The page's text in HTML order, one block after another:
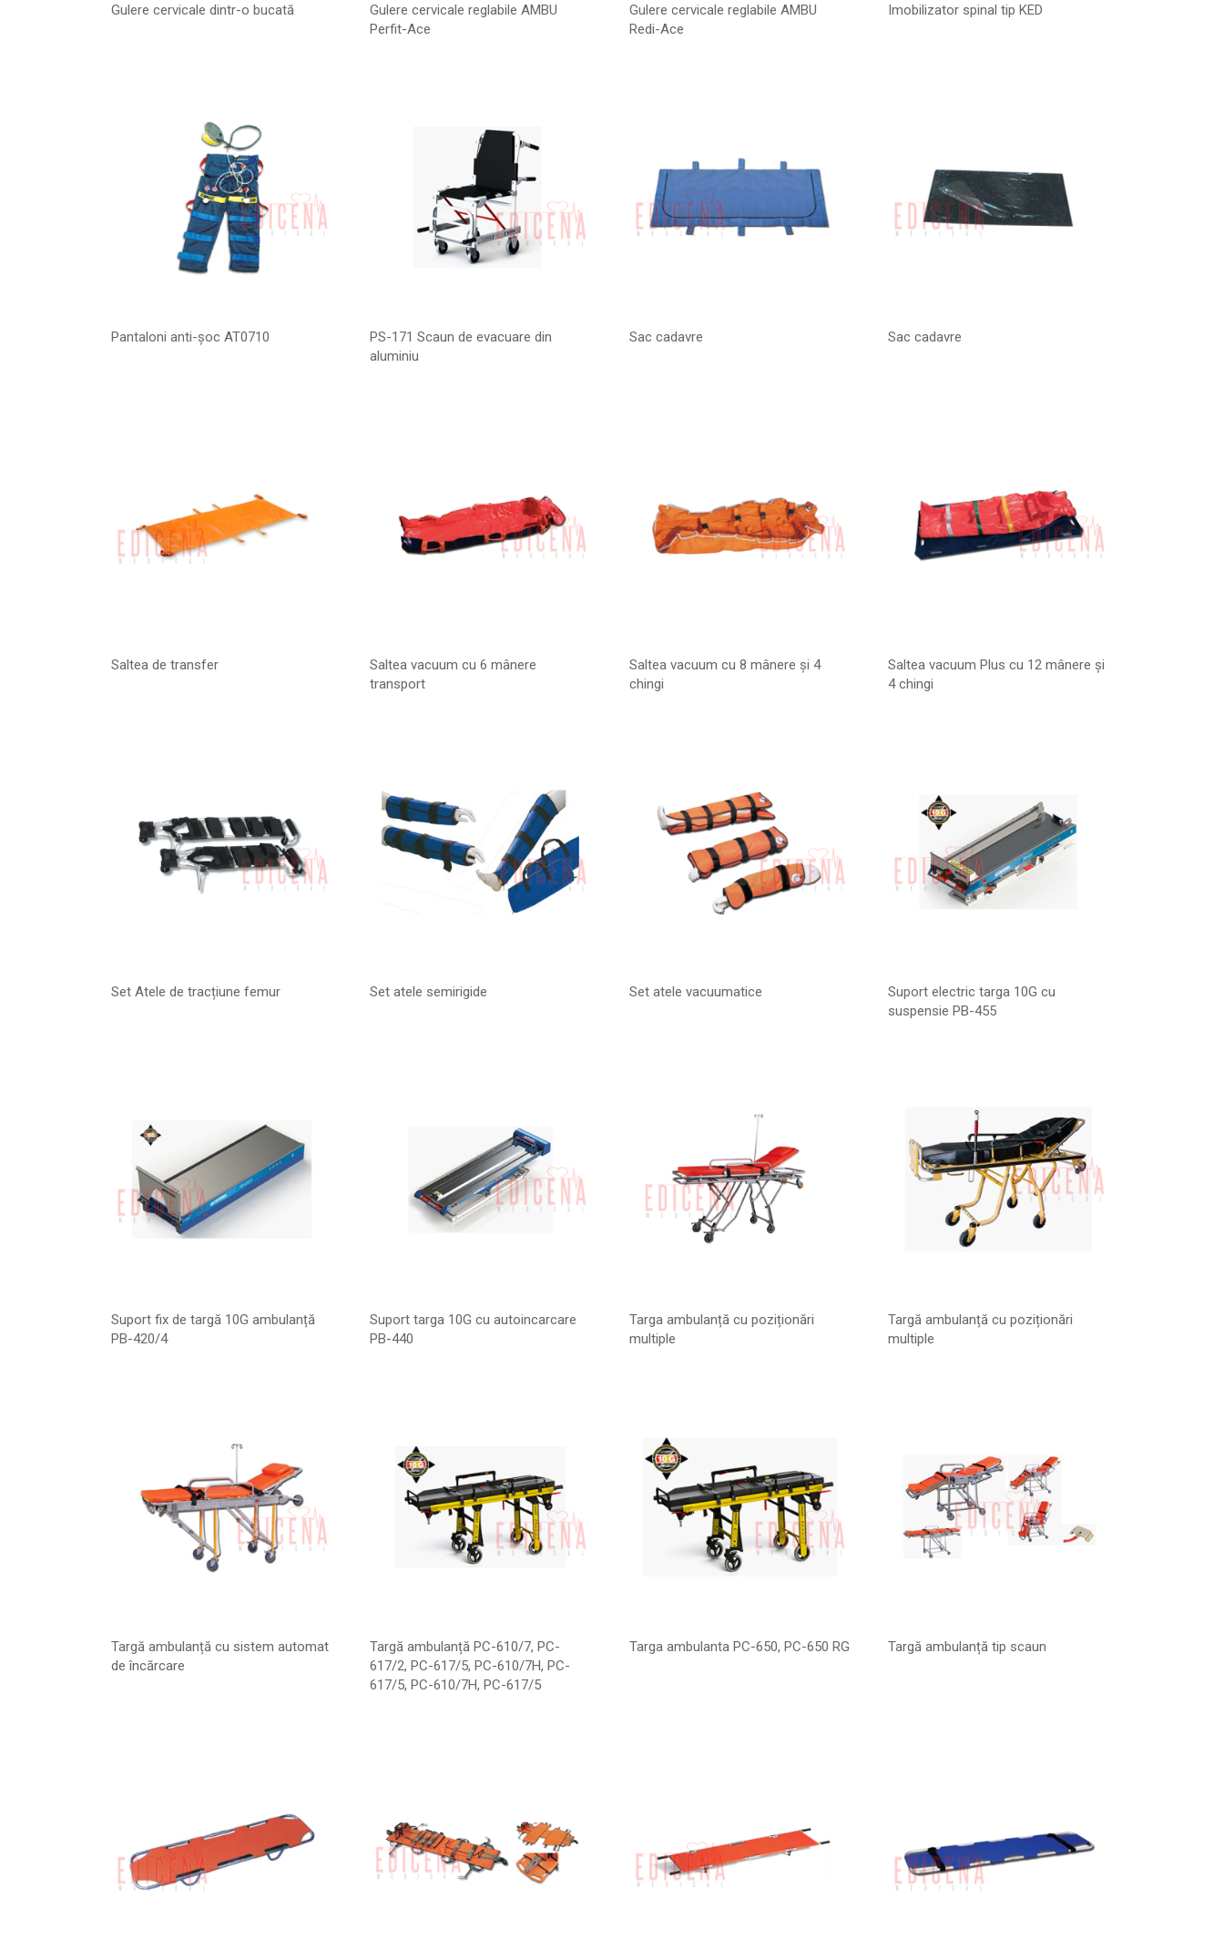
Gulere cervicale dintr-o bucată
Gulere cervicale reglabile AMBU
Perfit-Ace
Gulere cervicale reglabile AMBU
Redi-Ace
Imobilizator spinal tip KED
Pantaloni anti-șoc AT0710
PS-171 Scaun de evacuare din
aluminiu
Sac cadavre Sac cadavre
Saltea de transfer
Saltea vacuum cu 6 mânere
transport
Saltea vacuum cu 8 mânere și 4
chingi
Saltea vacuum Plus cu 12 mânere și
4 chingi
Set Atele de tracțiune femur Set atele semirigide Set atele vacuumatice
Suport electric targa 10G cu
suspensie PB-455
Suport fix de targă 10G ambulanță
PB-420/4
Suport targa 10G cu autoincarcare
PB-440
Targa ambulanță cu poziționări
multiple
Targă ambulanță cu poziționări
multiple
Targă ambulanță cu sistem automat
de încărcare
Targă ambulanță PC-610/7, PC-
617/2, PC-617/5, PC-610/7H, PC-
617/5, PC-610/7H, PC-617/5
Targa ambulanta PC-650, PC-650 RG Targă ambulanță tip scaun